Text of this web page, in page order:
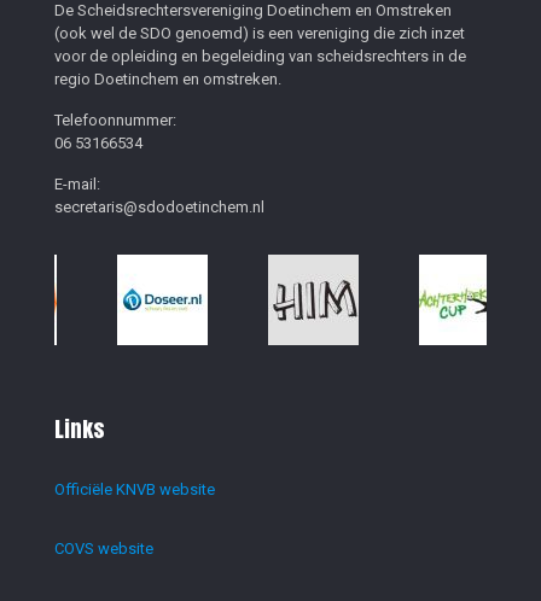
De Scheidsrechtersvereniging Doetinchem en Omstreken
(ook wel de SDO genoemd) is een vereniging die zich inzet
voor de opleiding en begeleiding van scheidsrechters in de
regio Doetinchem en omstreken.
Telefoonnummer:
06 53166534
E-mail:
secretaris@sdodoetinchem.nl
Links
Officiële KNVB website
COVS website